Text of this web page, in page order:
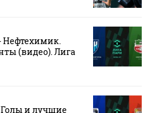
Нефтехимик.
(видео). Лига
и лучшие